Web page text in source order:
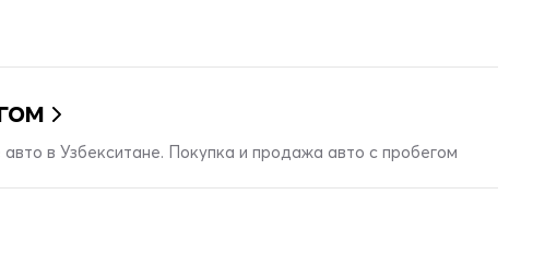
в Узбекситане. Покупка и продажа авто с пробегом